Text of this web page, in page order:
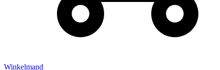
Winkelmand